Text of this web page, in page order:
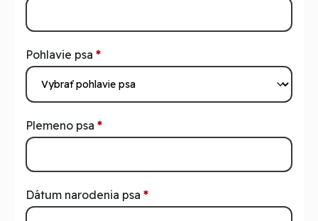
Pohlavie psa *
Plemeno psa *
Dátum narodenia psa *